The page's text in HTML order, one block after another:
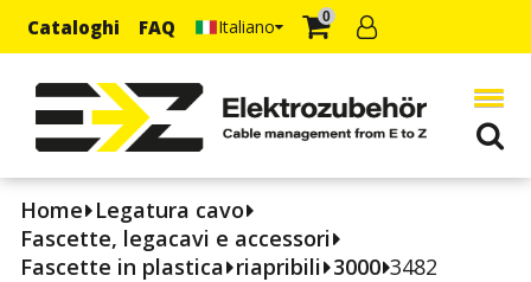
Cataloghi FAQ Italiano 0
Home Legatura cavo
Fascette, legacavi e accessori
Fascette in plastica riapribili 3000 3482